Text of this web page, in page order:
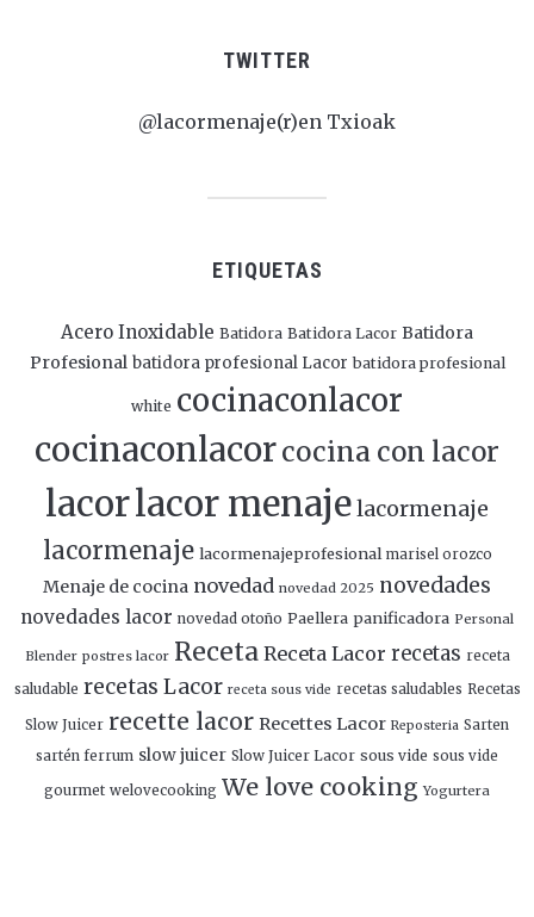
TWITTER
@lacormenaje(r)en Txioak
ETIQUETAS
Acero Inoxidable Batidora Batidora Lacor Batidora
Profesional batidora profesional Lacor batidora profesional
white cocinaconlacor
cocinaconlacorcocina con lacor
lacorlacor menajelacormenaje
lacormenaje lacormenajeprofesional marisel orozco
Menaje de cocina novedad novedad 2025 novedades
novedades lacor novedad otoño Paellera panificadora Personal
Blender postres lacor Receta Receta Lacor recetas receta
saludable recetas Lacor receta sous vide recetas saludables Recetas
Slow Juicer recette lacor Recettes Lacor Reposteria Sarten
sartén ferrum slow juicer Slow Juicer Lacor sous vide sous vide
gourmet welovecooking We love cooking Yogurtera